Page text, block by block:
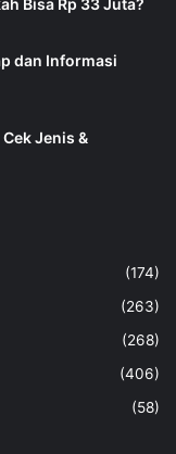
dan Informasi
Jenis &
(174)
(263)
(268)
(406)
(58)